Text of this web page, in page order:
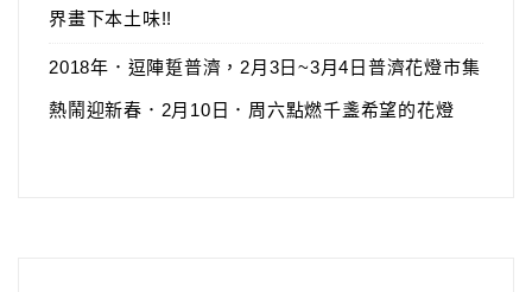
界畫下本土味!!
2018年．逗陣踅普濟，2月3日~3月4日普濟花燈市集
熱鬧迎新春．2月10日．周六點燃千盞希望的花燈